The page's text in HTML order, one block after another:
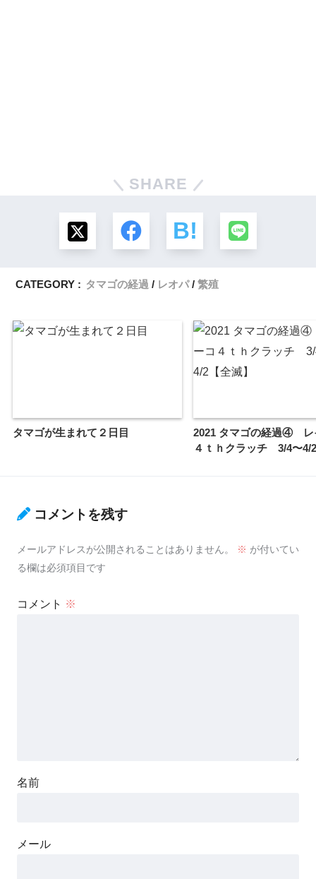
SHARE
CATEGORY : タマゴの経過 レオパ 繁殖
タマゴが生まれて２日目
2021 タマゴの経過④ レ
４ｔｈクラッチ 3/4〜4/
コメントを残す
メールアドレスが公開されることはありません。 ※ が付いてい
る欄は必須項目です
コメント ※
名前
メール